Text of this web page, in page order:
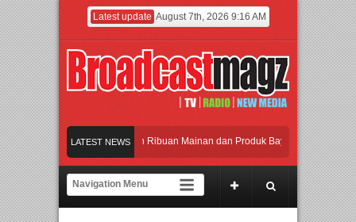
Latest update August 7th, 2026 9:16 AM
LATEST NEWS
Jakarta dengan Ribuan Mainan dan Produk Bayi dari Seluruh Dunia,
Gerbang Inovasi dan Peluang Bisnis Industri Gifts dan Housewares Asia